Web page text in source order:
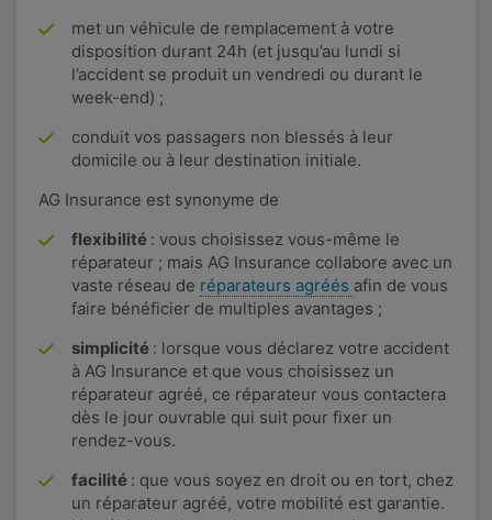
met un véhicule de remplacement à votre
disposition durant 24h (et jusqu’au lundi si
l’accident se produit un vendredi ou durant le
week-end) ;
conduit vos passagers non blessés à leur
domicile ou à leur destination initiale.​
AG Insurance est synonyme de
flexibilité : vous choisissez vous-même le
réparateur ; mais AG Insurance collabore avec un
vaste réseau de réparateurs agréés afin de vous
faire bénéficier de multiples avantages ;
simplicité : lorsque vous déclarez votre accident
à AG Insurance et que vous choisissez un
réparateur agréé, ce réparateur vous contactera
dès le jour ouvrable qui suit pour fixer un
rendez-vous.
facilité : que vous soyez en droit ou en tort, chez
un réparateur agréé, votre mobilité est garantie.